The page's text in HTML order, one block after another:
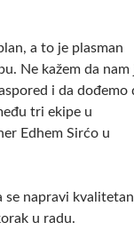
a to je plasman
Ne kažem da nam
i da dođemo
tri ekipe u
Edhem Sirćo u
se napravi kvalitetan
u radu.